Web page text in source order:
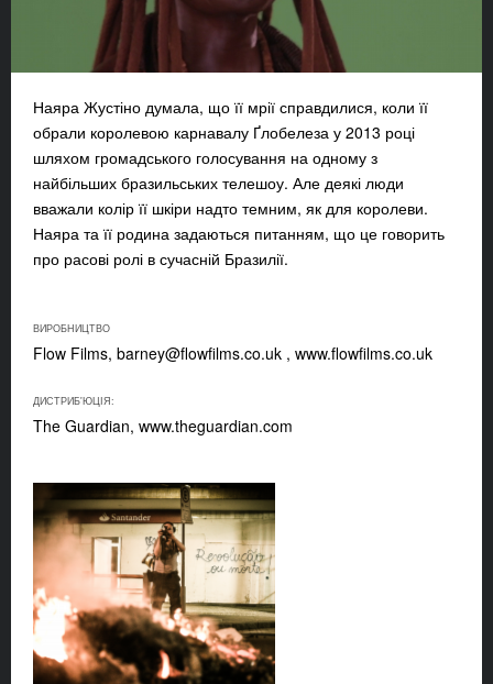
Наяра Жустіно думала, що її мрії справдилися, коли її
обрали королевою карнавалу Ґлобелеза у 2013 році
шляхом громадського голосування на одному з
найбільших бразильських телешоу. Але деякі люди
вважали колір її шкіри надто темним, як для королеви.
Наяра та її родина задаються питанням, що це говорить
про расові ролі в сучасній Бразилії.
ВИРОБНИЦТВО
Flow Films, barney@flowfilms.co.uk , www.flowfilms.co.uk
ДИСТРИБ'ЮЦІЯ:
The Guardian, www.theguardian.com